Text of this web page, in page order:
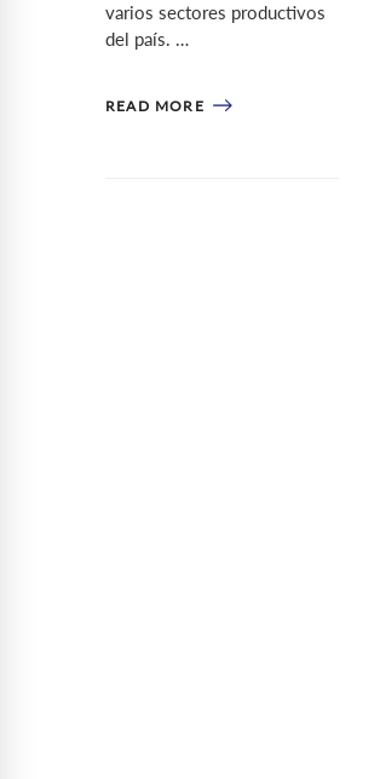
varios sectores productivos
del país. …
READ MORE